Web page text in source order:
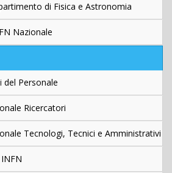
di Fisica e Astronomia
Nazionale
del Personale
Ricercatori
Tecnologi, Tecnici e Amministrativi